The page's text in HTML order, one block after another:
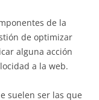
de la
de optimizar
alguna acción
a la web.
suelen ser las que